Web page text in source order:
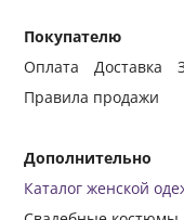
Покупателю
Оплата
Доставка
Правила продажи
Дополнительно
Каталог женской